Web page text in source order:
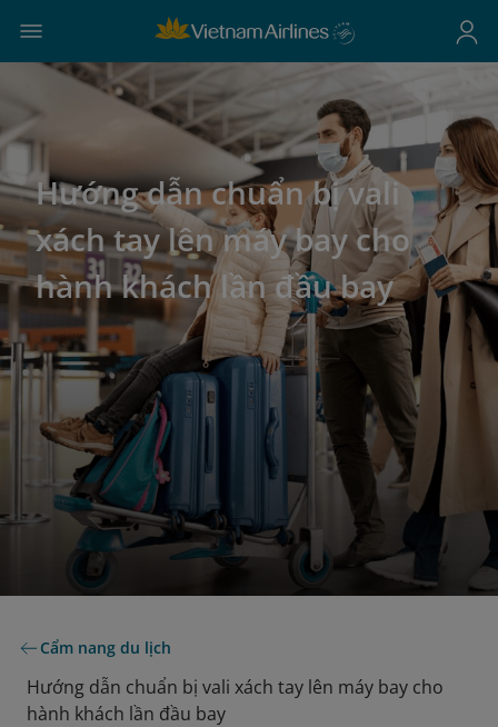
Hướng dẫn chuẩn bị vali
xách tay lên máy bay cho
hành khách lần đầu bay
Cẩm nang du lịch
Hướng dẫn chuẩn bị vali xách tay lên máy bay cho
hành khách lần đầu bay